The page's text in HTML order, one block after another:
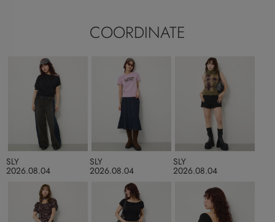
COORDINATE
2026.08.04
SLY
2026.08.04
SLY
2026.08.04
SLY